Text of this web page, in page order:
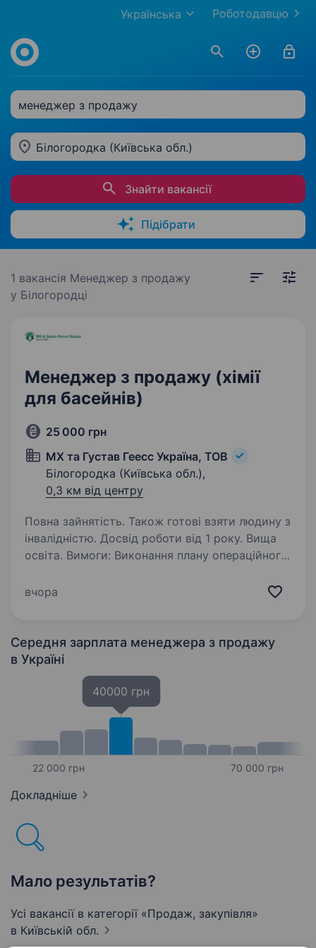
Роботодавцю
Українська
менеджер з продажу
Білогородка (Київська обл.)
Знайти вакансії
Підібрати
1 вакансія Менеджер з продажу
у Білогородці
Менеджер з продажу (хімії
для басейнів)
25 000 грн
МХ та Густав Геесс Україна, ТОВ
Білогородка (Київська обл.),
0,3 км від центру
Повна зайнятість. Також готові взяти людину з
інвалідністю. Досвід роботи від 1 року. Вища
освіта. Вимоги: Виконання плану операційного
бальзами «MAHA MUDRA» через торговельні
та садові…
вчора
Середня зарплата менеджера з продажу
в Україні
22 000 грн
40000 грн
70 000 грн
Докладніше
Мало результатів?
Усі вакансії в категорії «Продаж, закупівля»
в Київській обл.